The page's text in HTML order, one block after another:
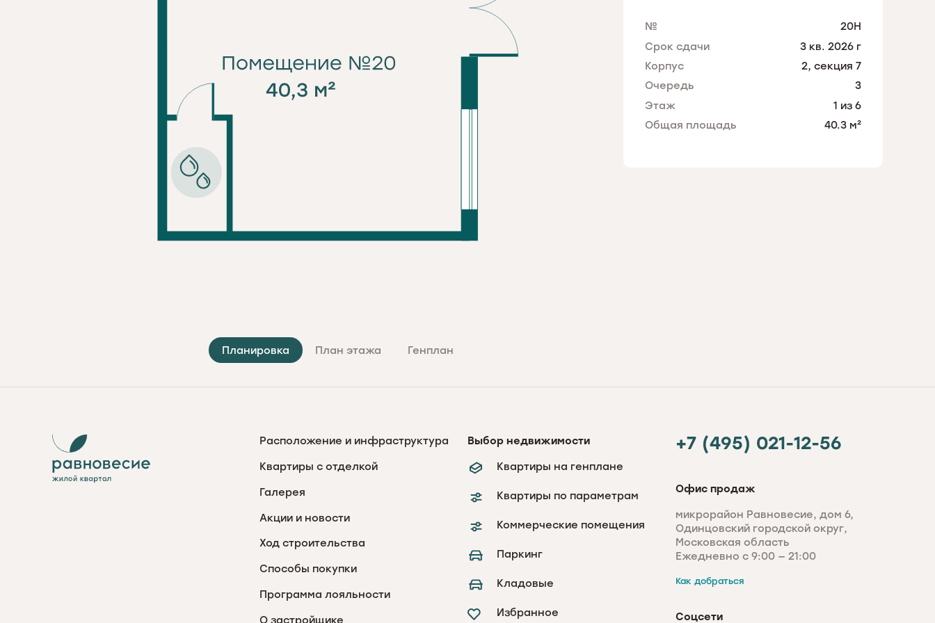
Планировка План этажа Генплан
No.
20Н
Срок сдачи
3 кв. 2026 г
Корпус
2, секция 7
Очередь
3
Этаж
1 из 6
Общая площадь
40.3 м²
Расположение и инфраструктура
Квартиры с отделкой
Галерея
Акции и новости
Ход строительства
Способы покупки
Программа лояльности
О застройщике
Выбор недвижимости
Квартиры на генплане
Квартиры по параметрам
Коммерческие помещения
Паркинг
Кладовые
Избранное
+7 (495) 021-12-56
Офис продаж
микрорайон Равновесие, дом 6,
Одинцовский городской округ,
Московская область
Ежедневно с 9:00 — 21:00
Как добраться
Соцсети